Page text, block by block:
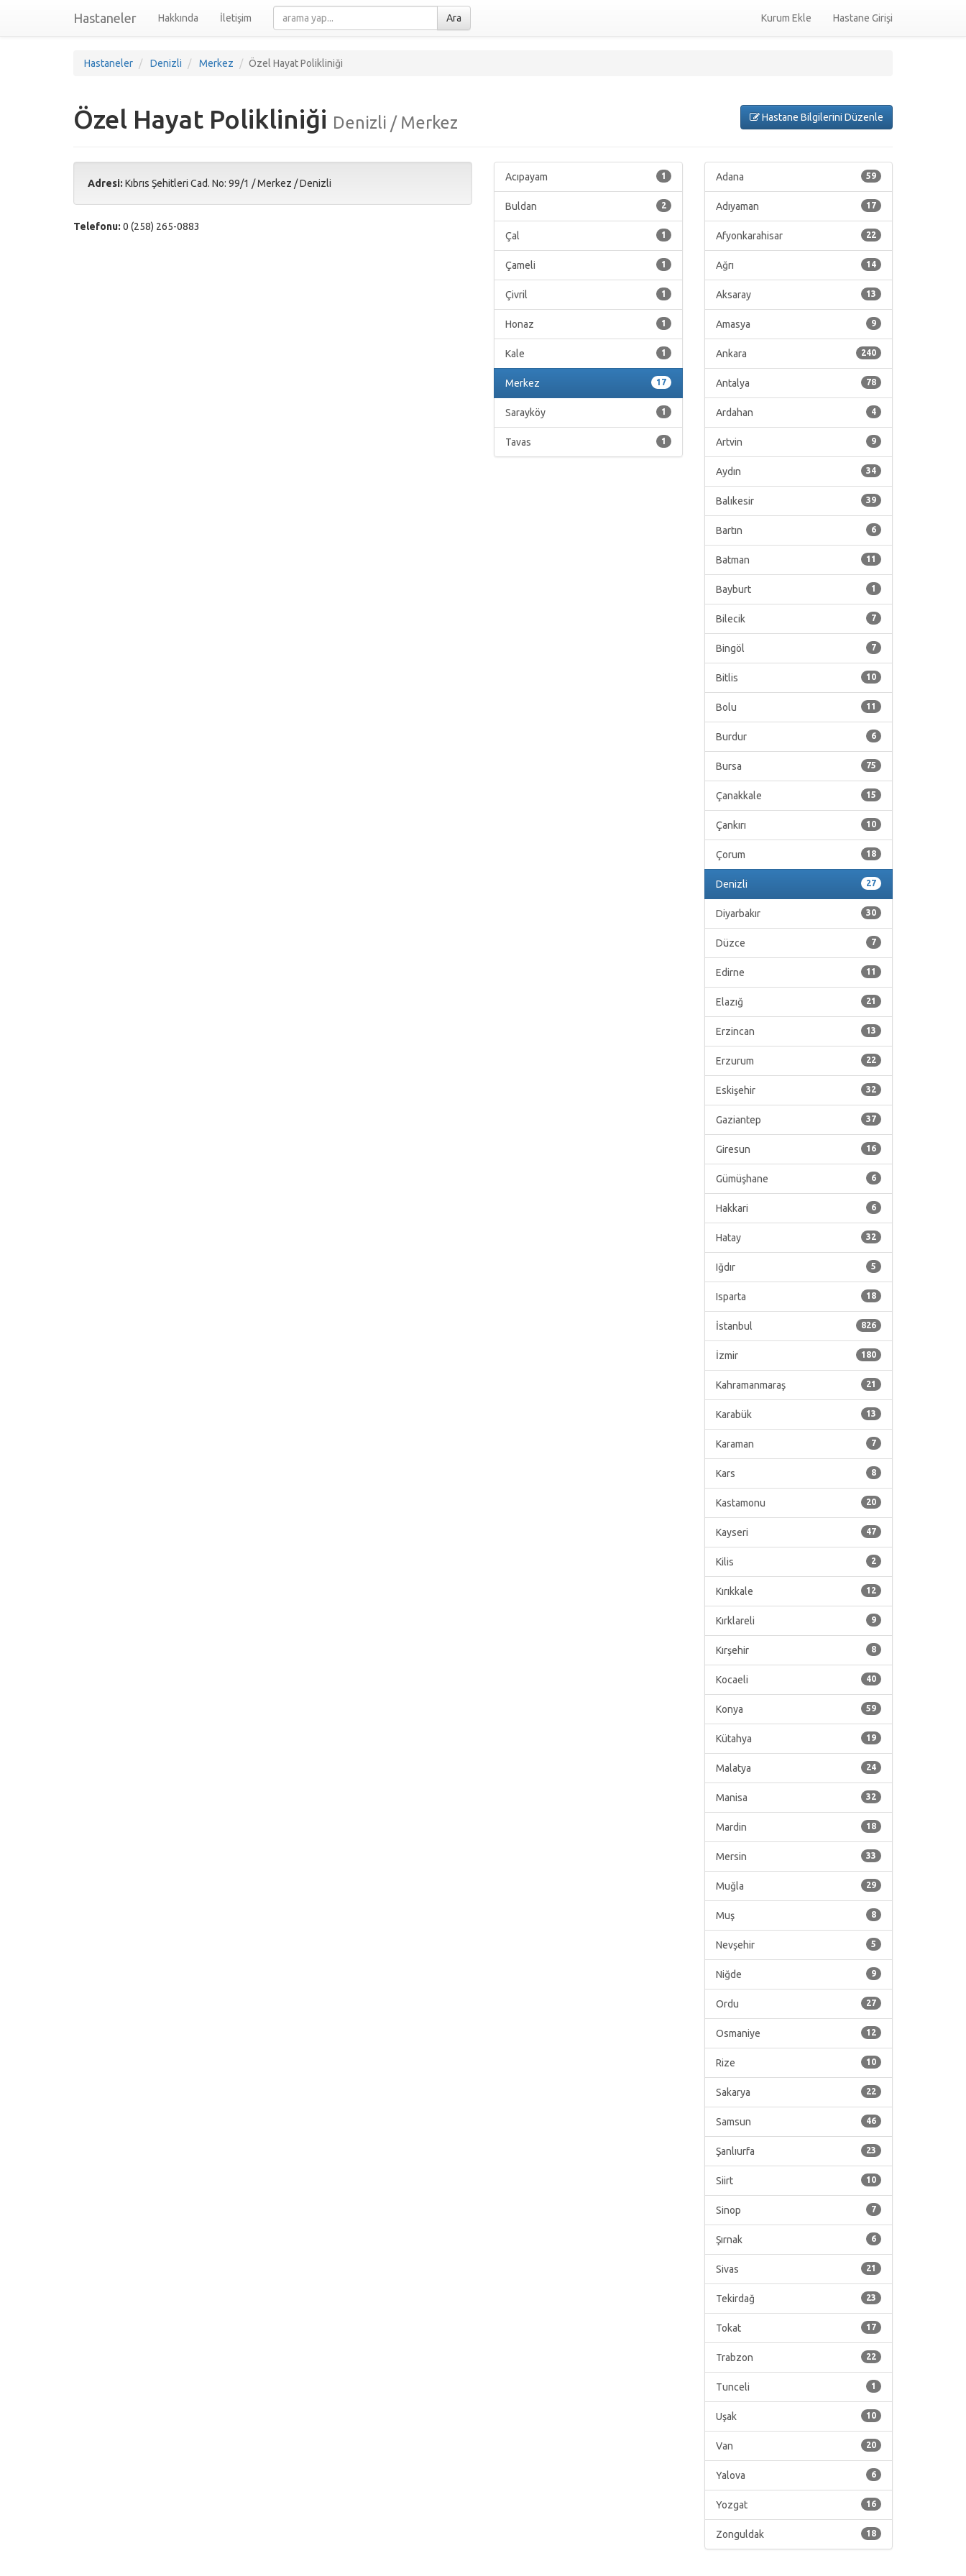
Hastaneler Hakkında İletişim Ara Kurum Ekle Hastane Girişi
Hastaneler Denizli Merkez Özel Hayat Polikliniği
Hastane Bilgilerini Düzenle
Özel Hayat Polikliniği Denizli / Merkez
Adresi: Kıbrıs Şehitleri Cad. No: 99/1 /Merkez /Denizli
Telefonu: 0 (258) 265-0883
1
Acıpayam
2
Buldan
1
Çal
1
Çameli
1
Çivril
1
Honaz
1
Kale
17
Merkez
1
Sarayköy
1
Tavas
59
Adana
17
Adıyaman
22
Afyonkarahisar
14
Ağrı
13
Aksaray
9
Amasya
240
Ankara
78
Antalya
4
Ardahan
9
Artvin
34
Aydın
39
Balıkesir
6
Bartın
11
Batman
1
Bayburt
7
Bilecik
7
Bingöl
10
Bitlis
11
Bolu
6
Burdur
75
Bursa
15
Çanakkale
10
Çankırı
18
Çorum
27
Denizli
30
Diyarbakır
7
Düzce
11
Edirne
21
Elazığ
13
Erzincan
22
Erzurum
32
Eskişehir
37
Gaziantep
16
Giresun
6
Gümüşhane
6
Hakkari
32
Hatay
5
Iğdır
18
Isparta
826
İstanbul
180
İzmir
21
Kahramanmaraş
13
Karabük
7
Karaman
8
Kars
20
Kastamonu
47
Kayseri
2
Kilis
12
Kırıkkale
9
Kırklareli
8
Kırşehir
40
Kocaeli
59
Konya
19
Kütahya
24
Malatya
32
Manisa
18
Mardin
33
Mersin
29
Muğla
8
Muş
5
Nevşehir
9
Niğde
27
Ordu
12
Osmaniye
10
Rize
22
Sakarya
46
Samsun
23
Şanlıurfa
10
Siirt
7
Sinop
6
Şırnak
21
Sivas
23
Tekirdağ
17
Tokat
22
Trabzon
1
Tunceli
10
Uşak
20
Van
6
Yalova
16
Yozgat
18
Zonguldak